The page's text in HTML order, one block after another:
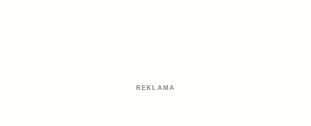
REKLAMA